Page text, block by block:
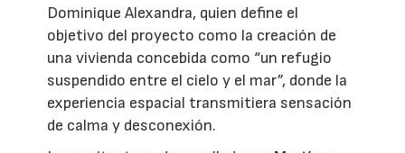
Dominique Alexandra, quien define el
objetivo del proyecto como la creación de
una vivienda concebida como “un refugio
suspendido entre el cielo y el mar”, donde la
experiencia espacial transmitiera sensación
de calma y desconexión.